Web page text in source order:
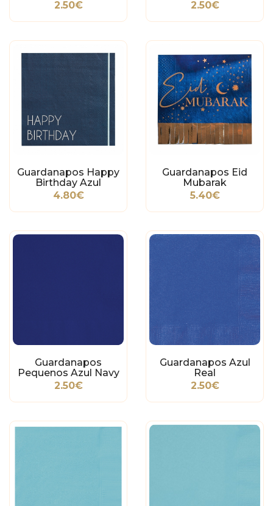
2.50€ 2.50€
Guardanapos Happy
Birthday Azul
4.80€
Guardanapos Eid
Mubarak
5.40€
Guardanapos
Pequenos Azul Navy
2.50€
Guardanapos Azul
Real
2.50€